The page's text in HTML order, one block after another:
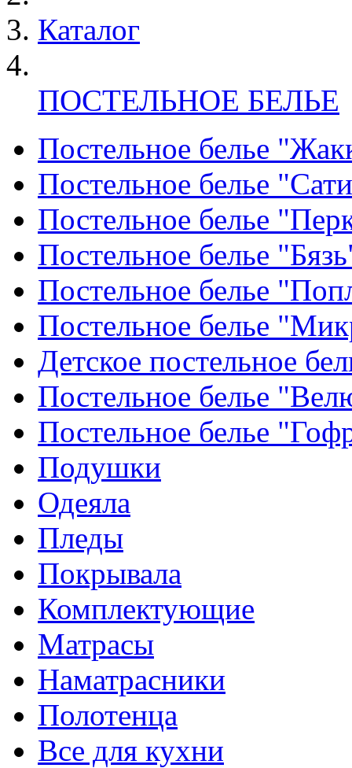
Каталог
ПОСТЕЛЬНОЕ БЕЛЬЕ
Постельное белье
Постельное белье
Постельное белье
Постельное белье
Постельное белье
Постельное белье
Детское постельное
Постельное белье
Постельное белье
Подушки
Одеяла
Пледы
Покрывала
Комплектующие
Матрасы
Наматрасники
Полотенца
Все для кухни